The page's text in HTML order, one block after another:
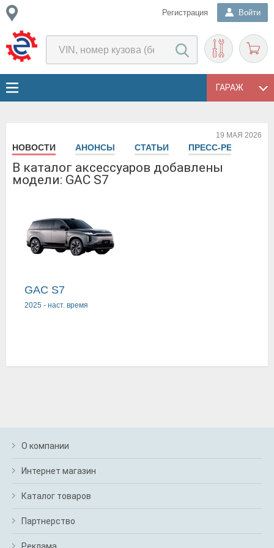
Регистрация Войти
ГАРАЖ
19 МАЯ 2026
НОВОСТИ АНОНСЫ СТАТЬИ ПРЕСС-РЕЛИЗЫ
В каталог аксессуаров добавлены
модели: GAC S7
GAC S7
2025 - наст. время
О компании
Интернет магазин
Каталог товаров
Партнерство